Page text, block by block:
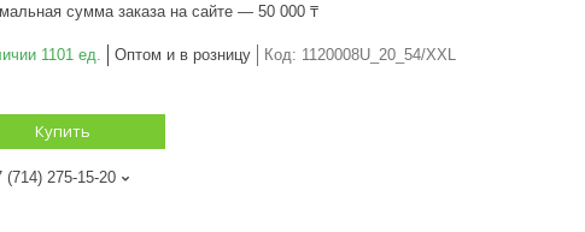
сумма заказа на сайте — 50 000 ₸
1101 ед. Оптом и в розницу Код: 1120008U_20_54/XXL
Купить
(714) 275-15-20